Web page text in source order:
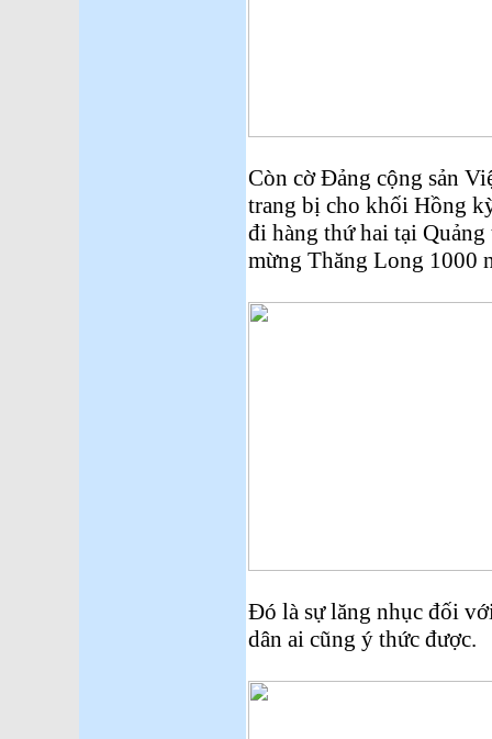
Còn cờ Đảng cộng sản
trang bị cho khối Hồng
đi hàng thứ hai tại
mừng Thăng Long 1000
Đó là sự lăng nhục đối
dân ai cũng ý thức được.